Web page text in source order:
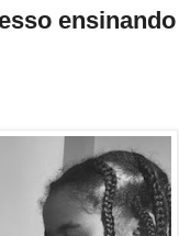
ensinando